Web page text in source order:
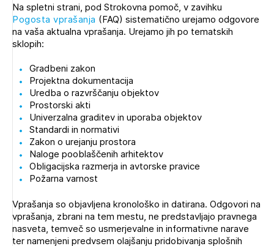
POZABLJENO GESLO
REGISTRIRAJTE SE
Na spletni strani, pod Strokovna pomoč, v zavihku
Pogosta vprašanja (FAQ) sistematično urejamo odgovore
na vaša aktualna vprašanja. Urejamo jih po tematskih
sklopih:
Gradbeni zakon
Projektna dokumentacija
Uredba o razvrščanju objektov
Prostorski akti
Univerzalna graditev in uporaba objektov
Standardi in normativi
Zakon o urejanju prostora
Naloge pooblaščenih arhitektov
Obligacijska razmerja in avtorske pravice
Požarna varnost
Vprašanja so objavljena kronološko in datirana. Odgovori na
vprašanja, zbrani na tem mestu, ne predstavljajo pravnega
nasveta, temveč so usmerjevalne in informativne narave
ter namenjeni predvsem olajšanju pridobivanja splošnih
Mesečni novičnik
Novičnik izobraževanj
Novičnik natečajev
Tedenski novičnik javnih naročil
Dnevne medijske objave
NAPREJ